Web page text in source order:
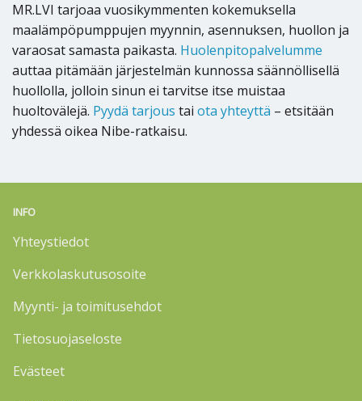
MR.LVI tarjoaa vuosikymmenten kokemuksella
maalämpöpumppujen myynnin, asennuksen, huollon ja
varaosat samasta paikasta. Huolenpitopalvelumme
auttaa pitämään järjestelmän kunnossa säännöllisellä
huollolla, jolloin sinun ei tarvitse itse muistaa
huoltovälejä. Pyydä tarjous tai ota yhteyttä – etsitään
yhdessä oikea Nibe-ratkaisu.
INFO
Yhteystiedot
Verkkolaskutusosoite
Myynti- ja toimitusehdot
Tietosuojaseloste
Evästeet